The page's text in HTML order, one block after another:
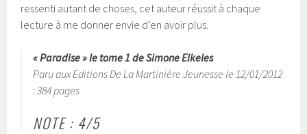
ressenti autant de choses, cet auteur réussit à chaque
lecture à me donner envie d’en avoir plus.
« Paradise » le tome 1 de Simone Elkeles
Paru aux Editions De La Martinière Jeunesse le 12/01/2012
: 384 pages
NOTE : 4/5